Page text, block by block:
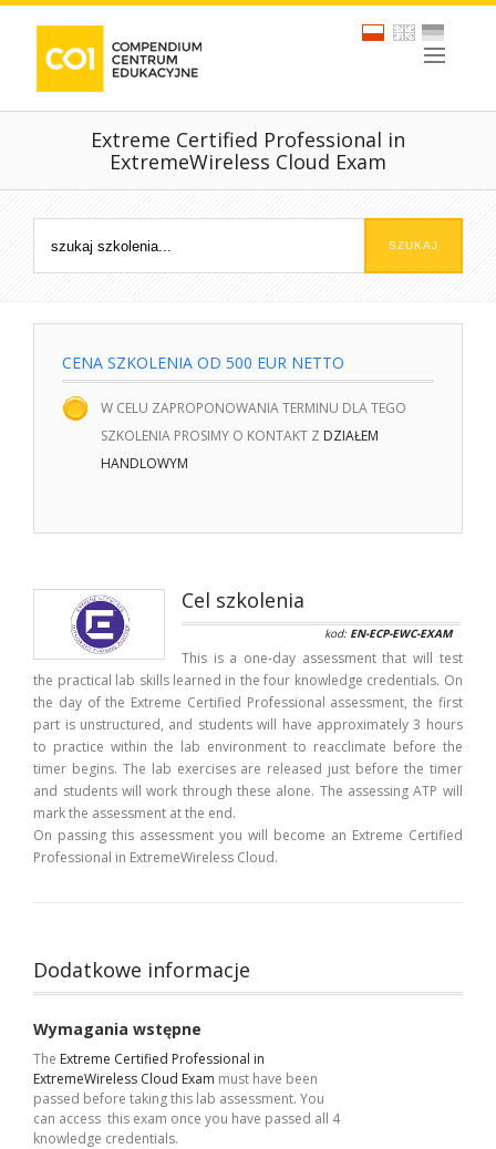
Extreme Certified Professional in
ExtremeWireless Cloud Exam
CENA SZKOLENIA OD 500 EUR NETTO
W CELU ZAPROPONOWANIA TERMINU DLA TEGO
SZKOLENIA PROSIMY O KONTAKT Z DZIAŁEM
HANDLOWYM
Cel szkolenia
kod: EN-ECP-EWC-EXAM
This is a one-day assessment that will test
the practical lab skills learned in the four knowledge credentials. On
the day of the Extreme Certified Professional assessment, the first
part is unstructured, and students will have approximately 3 hours
to practice within the lab environment to reacclimate before the
timer begins. The lab exercises are released just before the timer
and students will work through these alone. The assessing ATP will
mark the assessment at the end.
On passing this assessment you will become an Extreme Certified
Professional in ExtremeWireless Cloud.
Dodatkowe informacje
Wymagania wstępne
The Extreme Certified Professional in
ExtremeWireless Cloud Exam must have been
passed before taking this lab assessment. You
can access this exam once you have passed all 4
knowledge credentials.